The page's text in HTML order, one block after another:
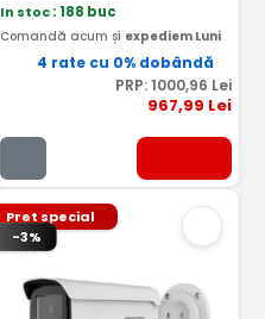
In stoc: 188 buc
Comandă acum și expediem Luni
4 rate cu 0% dobândă
PRP: 1000,96 Lei
967,99 Lei
Pret special
-3%